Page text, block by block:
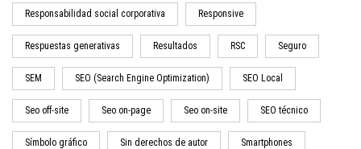
Responsabilidad social corporativa Responsive
Respuestas generativas Resultados RSC Seguro
SEM SEO (Search Engine Optimization) SEO Local
Seo off-site Seo on-page Seo on-site SEO técnico
Símbolo gráfico Sin derechos de autor Smartphones